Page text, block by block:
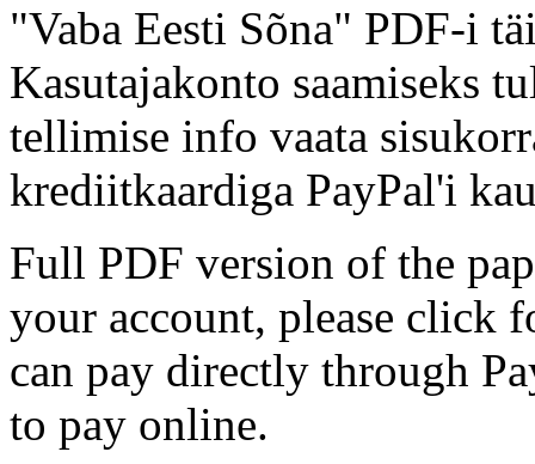
"Vaba Eesti Sõna" PDF-i
Kasutajakonto saamiseks
tellimise info vaata
krediitkaardiga PayPal'i
Full PDF version of the
your account, please click
can pay directly through
to pay online.